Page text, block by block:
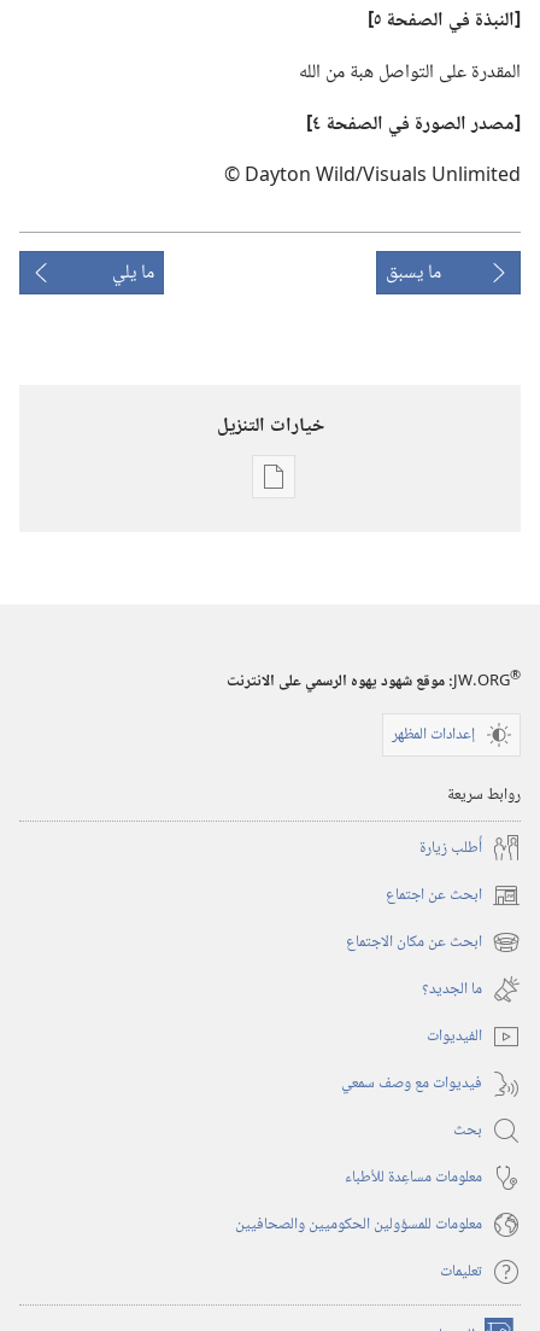
‏[النبذة في الصفحة ٥]‏
المقدرة على التواصل هبة من الله
‏[مصدر الصورة في الصفحة ٤]‏
ما يسبق ما يلي
خيارات التنزيل
خيارات
مايو‏
JW.ORG®
:‏ موقع شهود يهوه الرسمي على الانترنت
إعدادات المظهر
روابط سريعة
أُطلب زيارة
ابحث عن اجتماع (يفتح
نافذة ابحث عن مكان الاجتماع (يفتح
نافذة
جديدة)
ما الجديد؟‏
الفيديوات
فيديوات مع وصف سمعي
بحث
معلومات مساعِدة للأطباء
معلومات للمسؤولين الحكوميين والصحافيين
تعليمات